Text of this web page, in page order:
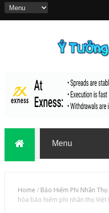
Home / Bảo Hiểm Phi Nhân Thọ
hóa bảo hiểm phi nhân thọ Việt